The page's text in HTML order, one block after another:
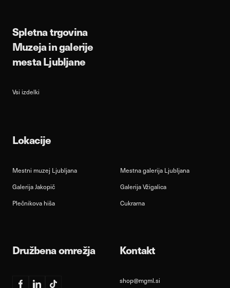
Spletna trgovina
Muzeja in galerije
mesta Ljubljane
Vsi izdelki
Lokacije
Mestni muzej Ljubljana
Mestna galerija Ljubljana
Galerija Jakopič
Galerija Vžigalica
Plečnikova hiša
Cukrarna
Družbena omrežja Kontakt
shop@mgml.si